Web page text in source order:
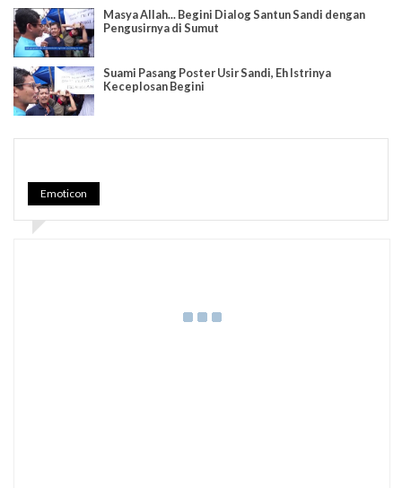
Masya Allah... Begini Dialog Santun Sandi dengan
Pengusirnya di Sumut
Suami Pasang Poster Usir Sandi, Eh Istrinya
Keceplosan Begini
Emoticon